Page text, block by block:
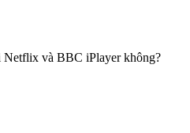
và BBC iPlayer không?